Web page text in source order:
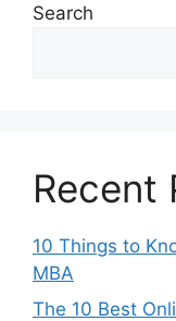
Search
Recent
10 Things to
MBA
The 10 Best